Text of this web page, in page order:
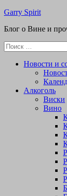
Перейти
содержимому
Garry Spirit
Блог о Вине и
Поиск
для:
Новости и
Алкоголь
Виски
Вино